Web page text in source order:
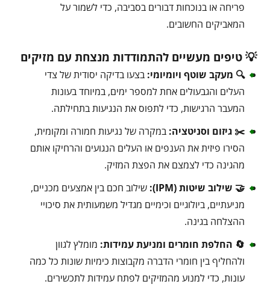
פריחה או בנוכחות דבורים בסביבה, כדי לשמור על
המאביקים החשובים.
💡 טיפים מעשיים להתמודדות מנצחת עם מזיקים
🔍 מעקב שוטף ויומיומי: בצעו בדיקה יסודית של צדי
העלים והגבעולים אחת למספר ימים, במיוחד בעונות
המעבר הרגישות, כדי לתפוס את הנגיעות בתחילתה.
✂️ גיזום וסניטציה: במקרה של נגיעות חמורה ומקומית,
הסירו פיזית את הענפים או העלים הנגועים והרחיקו אותם
מהגינה כדי לצמצם את הפצת המזיק.
🤝 שילוב שיטות (IPM):
שילוב חכם בין אמצעים מכניים,
מניעתיים, ביולוגיים וכימיים מגדיל משמעותית את סיכויי
ההצלחה בגינה.
🔄 החלפת חומרים ומניעת עמידות: מומלץ לגוון
ולהחליף בין חומרי הדברה מקבוצות כימיות שונות כל כמה
עונות, כדי למנוע מהמזיקים לפתח עמידות לתכשירים.